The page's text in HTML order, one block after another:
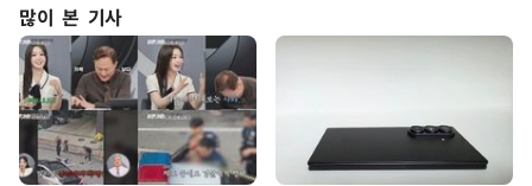
많이 본 기사